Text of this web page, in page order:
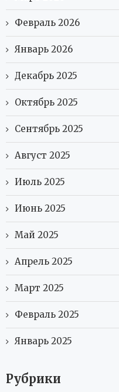
Февраль 2026
Январь 2026
Декабрь 2025
Октябрь 2025
Сентябрь 2025
Август 2025
Июль 2025
Июнь 2025
Май 2025
Апрель 2025
Март 2025
Февраль 2025
Январь 2025
Рубрики